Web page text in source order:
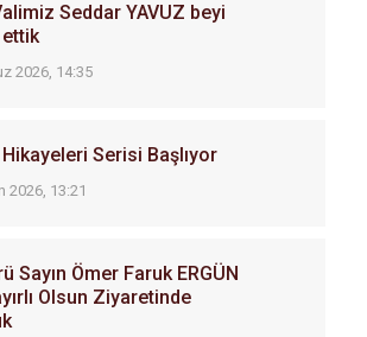
Seddar YAVUZ beyi
2026, 14:35
Hikayeleri Serisi Başlıyor
2026, 13:21
Sayın Ömer Faruk ERGÜN
Olsun Ziyaretinde